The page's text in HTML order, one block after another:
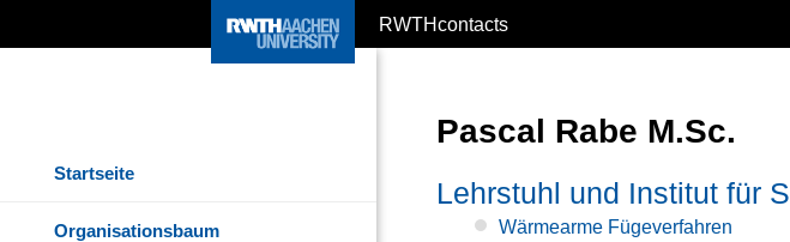
RWTHcontacts
Startseite
Organisationsbaum
Pascal Rabe M.Sc.
Lehrstuhl und Institut für
Wärmearme Fügeverfahren